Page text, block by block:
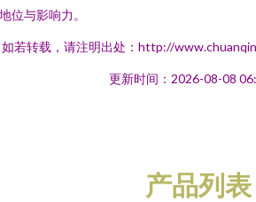
位与影响力。
如若转载，请注明出处：http://
更新时间：2026-08-08
产品列表